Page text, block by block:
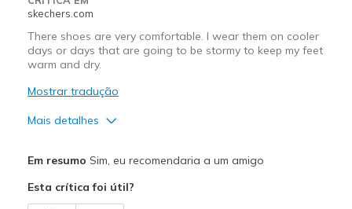
Working on hard cement floors
Width
Feels true to width
View On Shoes
skechers.com
There shoes are very comfortable. I wear them on cooler
days or days that are going to be stormy to keep my feet
warm and dry.
Mostrar tradução
Mais detalhes
Comfortable
Em resumo Sim, eu recomendaria a um amigo
Esta crítica foi útil?